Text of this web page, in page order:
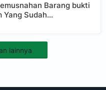
Barang bukti
Yang Sudah
lainnya